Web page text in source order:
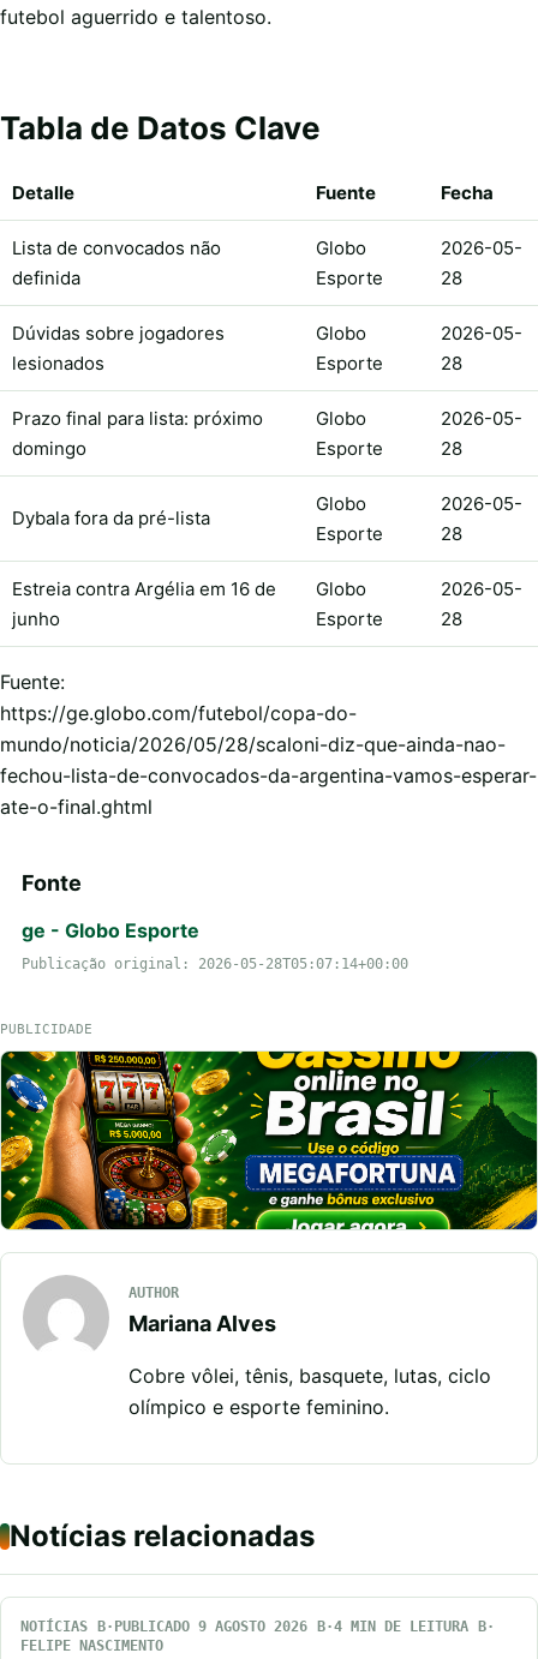
futebol aguerrido e talentoso.
Tabla de Datos Clave
Detalle Fuente Fecha
Lista de convocados não
definida
Globo
Esporte
2026-05-
28
Dúvidas sobre jogadores
lesionados
Globo
Esporte
2026-05-
28
Prazo final para lista: próximo
domingo
Globo
Esporte
2026-05-
28
Dybala fora da pré-lista
Globo
Esporte
2026-05-
28
Estreia contra Argélia em 16 de
junho
Globo
Esporte
2026-05-
28
Fuente:
https://ge.globo.com/futebol/copa-do-
mundo/noticia/2026/05/28/scaloni-diz-que-ainda-nao-
fechou-lista-de-convocados-da-argentina-vamos-esperar-
ate-o-final.ghtml
Fonte
ge - Globo Esporte
Publicação original: 2026-05-28T05:07:14+00:00
PUBLICIDADE
AUTHOR
Mariana Alves
Cobre vôlei, tênis, basquete, lutas, ciclo
olímpico e esporte feminino.
Notícias relacionadas
NOTÍCIAS PUBLICADO 9 AGOSTO 2026
4 MIN DE LEITURA
FELIPE NASCIMENTO